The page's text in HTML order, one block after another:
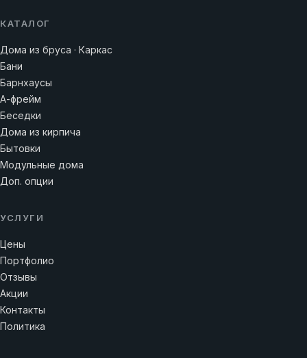
КАТАЛОГ
Дома из бруса · Каркас
Бани
Барнхаусы
А-фрейм
Беседки
Дома из кирпича
Бытовки
Модульные дома
Доп. опции
УСЛУГИ
Цены
Портфолио
Отзывы
Акции
Контакты
Политика